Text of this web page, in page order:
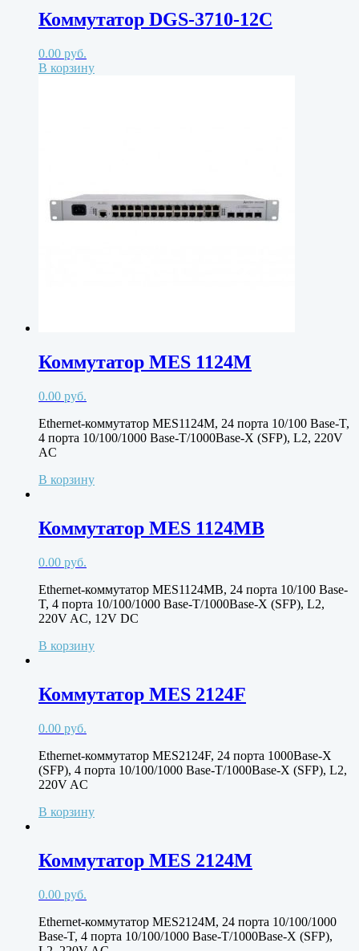
Коммутатор DGS-3710-12C
0.00 руб.
В корзину
Коммутатор MES 1124M
0.00 руб.
Ethernet-коммутатор MES1124M, 24 порта 10/100 Base-T,
4 порта 10/100/1000 Base-T/1000Base-X (SFP), L2, 220V
AC
В корзину
Коммутатор MES 1124MB
0.00 руб.
Ethernet-коммутатор MES1124MB, 24 порта 10/100 Base-
T, 4 порта 10/100/1000 Base-T/1000Base-X (SFP), L2,
220V AC, 12V DC
В корзину
Коммутатор MES 2124F
0.00 руб.
Ethernet-коммутатор MES2124F, 24 порта 1000Base-X
(SFP), 4 порта 10/100/1000 Base-T/1000Base-X (SFP), L2,
220V AC
В корзину
Коммутатор MES 2124M
0.00 руб.
Ethernet-коммутатор MES2124M, 24 порта 10/100/1000
Base-T, 4 порта 10/100/1000 Base-T/1000Base-X (SFP),